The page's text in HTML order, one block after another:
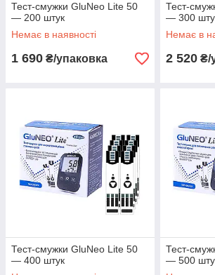
Тест-смужки ГлюНео Лайт
Товари в роздріб - такий тип
придбати будь-яким зручним для вас
в даному випадку відсутня підтримка
Для більш вигідних покупок ми
розділом для відстеження
пропозицій.
Тест-смужки GluNeo Lite 50
— 200 штук
Немає в наявності
1 690 ₴/упаковка
Тест-
— 300
Немає в
2 520 ₴/
Тест-смужки GluNeo Lite 50
— 400 штук
Тест-
— 500